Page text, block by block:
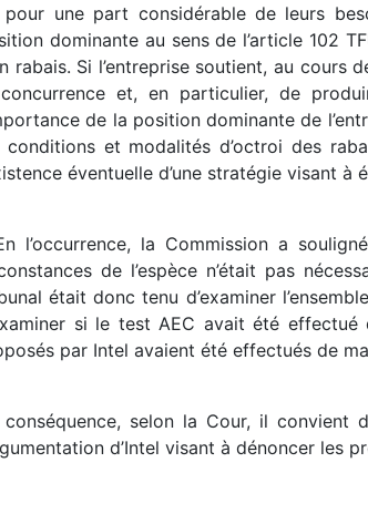
une part considérable de leurs
dominante au sens de l’article 102
rabais. Si l’entreprise soutient, au
et, en particulier, de
de la position dominante de
conditions et modalités d’octroi des
éventuelle d’une stratégie visant
l’occurrence, la Commission a
de l’espèce n’était pas
était donc tenu d’examiner
si le test AEC avait été effectué
par Intel avaient été effectués de
conséquence, selon la Cour, il convient
d’Intel visant à dénoncer les